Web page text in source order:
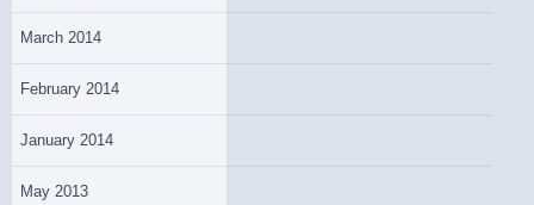
March 2014
February 2014
January 2014
May 2013